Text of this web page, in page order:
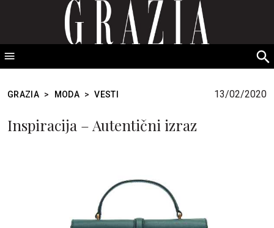
GRAZIA Srbija
GRAZIA > MODA > VESTI 13/02/2020
Inspiracija – Autentični izraz